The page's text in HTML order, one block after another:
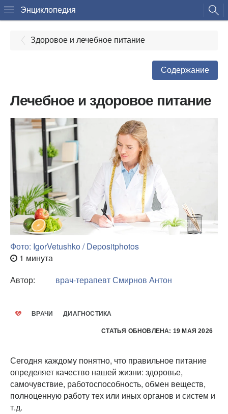
Энциклопедия
Здоровое и лечебное питание
Содержание
Лечебное и здоровое питание
Фото: IgorVetushko / Depositphotos
1 минута
Автор:
врач-терапевтСмирнов Антон
ВРАЧИ ДИАГНОСТИКА
СТАТЬЯ ОБНОВЛЕНА: 19 МАЯ 2026
Сегодня каждому понятно, что правильное питание
определяет качество нашей жизни: здоровье,
самочувствие, работоспособность, обмен веществ,
полноценную работу тех или иных органов и систем и
т.д.